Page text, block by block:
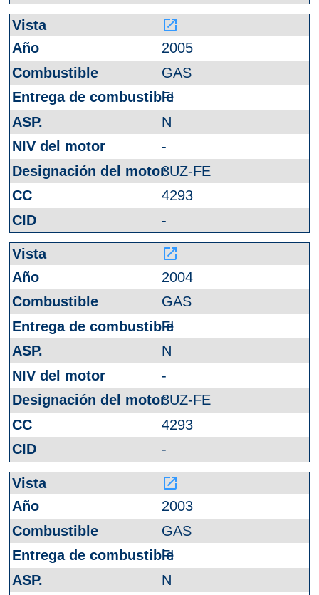
launch
2005
GAS
FI
N
-
3UZ-FE
4293
-
launch
2004
GAS
FI
N
-
3UZ-FE
4293
-
launch
2003
GAS
FI
N